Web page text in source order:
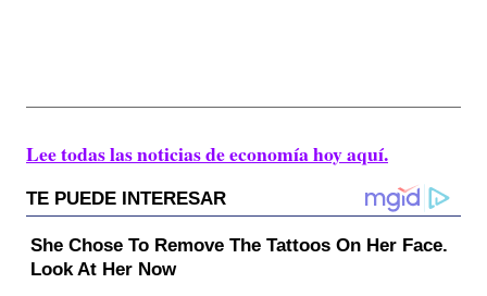
Lee todas las noticias de economía hoy aquí.